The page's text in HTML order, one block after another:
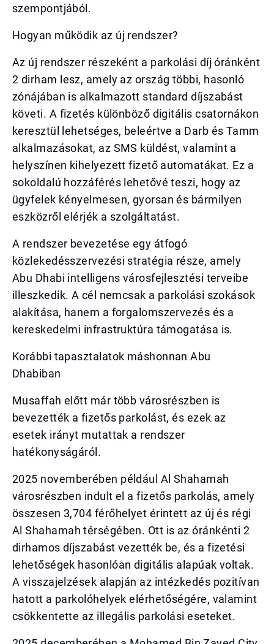
szempontjából.
Hogyan működik az új rendszer?
Az új rendszer részeként a parkolási díj óránként
2 dirham lesz, amely az ország többi, hasonló
zónájában is alkalmazott standard díjszabást
követi. A fizetés különböző digitális csatornákon
keresztül lehetséges, beleértve a Darb és Tamm
alkalmazásokat, az SMS küldést, valamint a
helyszínen kihelyezett fizető automatákat. Ez a
sokoldalú hozzáférés lehetővé teszi, hogy az
ügyfelek kényelmesen, gyorsan és bármilyen
eszközről elérjék a szolgáltatást.
A rendszer bevezetése egy átfogó
közlekedésszervezési stratégia része, amely
Abu Dhabi intelligens városfejlesztési terveibe
illeszkedik. A cél nemcsak a parkolási szokások
alakítása, hanem a forgalomszervezés és a
kereskedelmi infrastruktúra támogatása is.
Korábbi tapasztalatok máshonnan Abu
Dhabiban
Musaffah előtt már több városrészben is
bevezették a fizetős parkolást, és ezek az
esetek irányt mutattak a rendszer
hatékonyságáról.
2025 novemberében például Al Shahamah
városrészben indult el a fizetős parkolás, amely
összesen 3,704 férőhelyet érintett az új és régi
Al Shahamah térségében. Ott is az óránkénti 2
dirhamos díjszabást vezették be, és a fizetési
lehetőségek hasonlóan digitális alapúak voltak.
A visszajelzések alapján az intézkedés pozitívan
hatott a parkolóhelyek elérhetőségére, valamint
csökkentette az illegális parkolási eseteket.